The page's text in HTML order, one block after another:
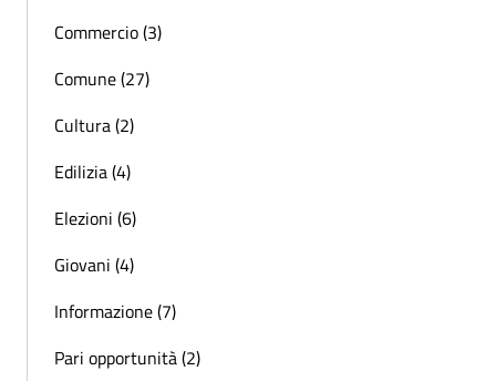
Commercio (3)
Comune (27)
Cultura (2)
Edilizia (4)
Elezioni (6)
Giovani (4)
Informazione (7)
Pari opportunità (2)